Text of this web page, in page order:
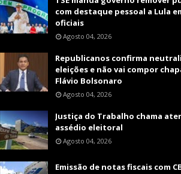
com destaque pessoal a Lula
oficiais
Agosto 04, 2026
Republicanos confirma
eleições e não vai compor
Flávio Bolsonaro
Agosto 04, 2026
Justiça do Trabalho chama
assédio eleitoral
Agosto 04, 2026
Emissão de notas fiscais com